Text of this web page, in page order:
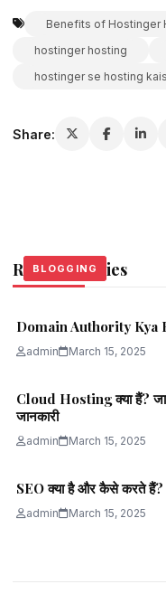
Benefits of Hostinger
hostinger hosting
hostinger se hosting
Share:
Related Stories
BLOGGING
Domain Authority Kya
admin March 15, 2025
BLOGGING
Cloud Hosting क्या हैं?
जानकारी
admin March 15, 2025
BLOGGING
SEO क्या है और कैसे करते
admin March 15, 2025